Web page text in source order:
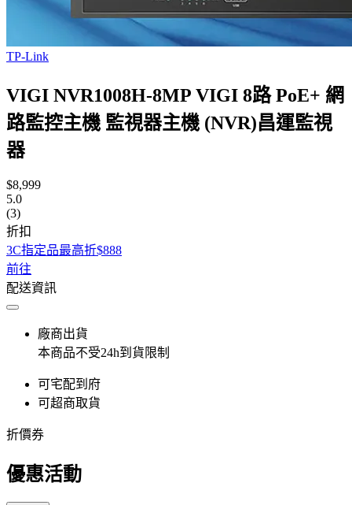
TP-Link
VIGI NVR1008H-8MP VIGI 8路 PoE+ 網
路監控主機 監視器主機 (NVR)昌運監視
器
$8,999
5.0
(3)
折扣
3C指定品最高折$888
前往
配送資訊
廠商出貨
本商品不受24h到貨限制
可宅配到府
可超商取貨
折價券
優惠活動